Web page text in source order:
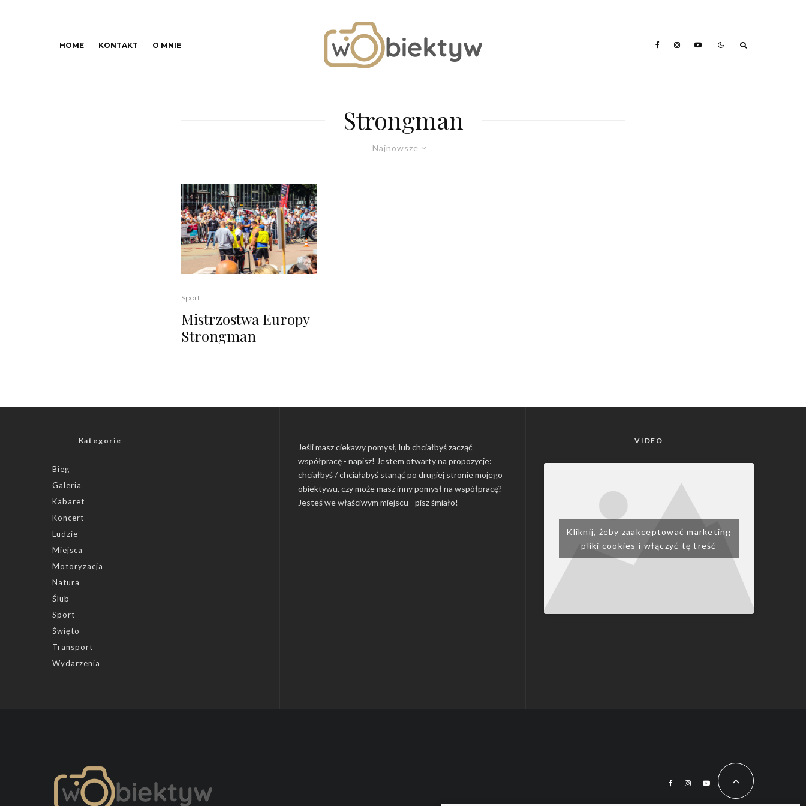
HOME KONTAKT O MNIE
Strongman
Najnowsze
Sport
Mistrzostwa Europy
Strongman
Kategorie
Bieg
Galeria
Kabaret
Koncert
Ludzie
Miejsca
Motoryzacja
Natura
Ślub
Sport
Święto
Transport
Wydarzenia
Jeśli masz ciekawy pomysł, lub chciałbyś zacząć
współpracę - napisz! Jestem otwarty na propozycje:
chciałbyś / chciałabyś stanąć po drugiej stronie mojego
obiektywu, czy może masz inny pomysł na współpracę?
Jesteś we właściwym miejscu - pisz śmiało!
VIDEO
Kliknij, żeby zaakceptować marketing
pliki cookies i włączyć tę treść